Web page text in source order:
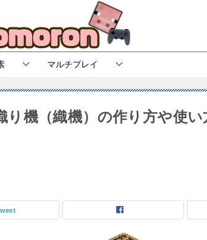
マルチプレイ
り機（織機）の作り方や使